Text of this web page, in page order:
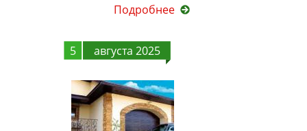
Подробнее
5 августа 2025